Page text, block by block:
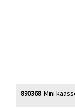
Mini
890368